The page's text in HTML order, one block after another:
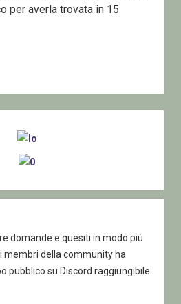
per averla trovata in 15
domande e quesiti in modo più
membri della community ha
pubblico su Discord raggiungibile